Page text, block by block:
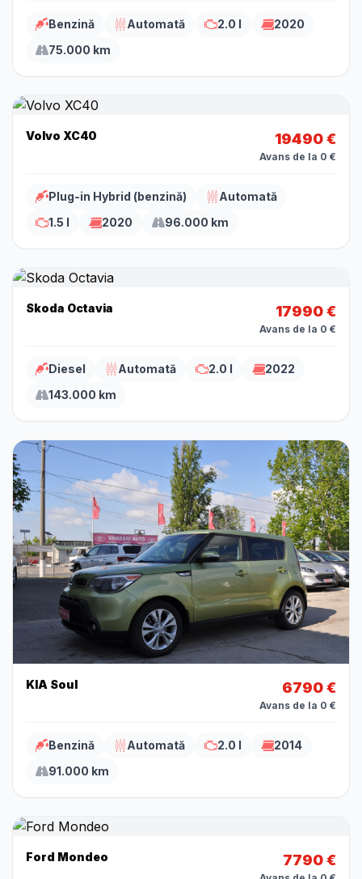
Benzină Automată 2.0 l
2020
75.000 km
Volvo XC40 19490 €
Avans de la 0 €
Plug-in Hybrid (benzină)
Automată
1.5 l
2020 96.000 km
Skoda Octavia 17990 €
Avans de la 0 €
Diesel Automată 2.0 l
2022
143.000 km
KIA Soul 6790 €
Avans de la 0 €
Benzină Automată 2.0 l
2014
91.000 km
Ford Mondeo 7790 €